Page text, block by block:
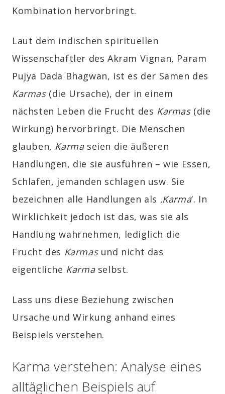
Kombination hervorbringt.
Laut dem indischen spirituellen
Wissenschaftler des Akram Vignan, Param
Pujya Dada Bhagwan, ist es der Samen des
Karmas(die Ursache), der in einem
nächsten Leben die Frucht des Karmas(die
Wirkung) hervorbringt. Die Menschen
glauben, Karmaseien die äußeren
Handlungen, die sie ausführen – wie Essen,
Schlafen, jemanden schlagen usw. Sie
bezeichnen alle Handlungen als ‚Karma‘. In
Wirklichkeit jedoch ist das, was sie als
Handlung wahrnehmen, lediglich die
Frucht des Karmasund nicht das
eigentliche Karmaselbst.
Lass uns diese Beziehung zwischen
Ursache und Wirkung anhand eines
Beispiels verstehen.
Karma verstehen: Analyse eines
alltäglichen Beispiels auf